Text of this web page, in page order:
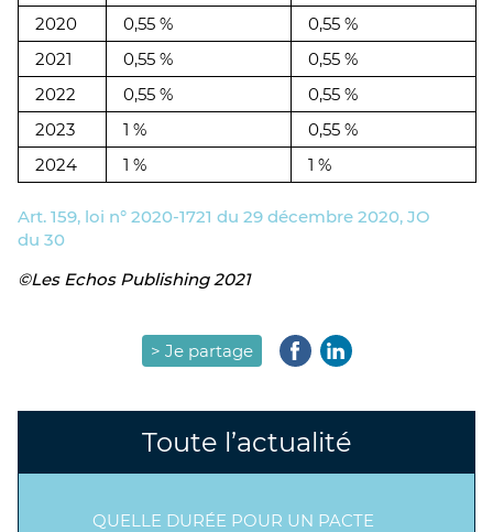
2020
0,55 %
0,55 %
2021
0,55 %
0,55 %
2022
0,55 %
0,55 %
2023
1 %
0,55 %
2024
1 % 1 %
Art. 159, loi n° 2020-1721 du 29 décembre 2020, JO
du 30
©Les Echos Publishing 2021
> Je partage
Toute l’actualité
QUELLE DURÉE POUR UN PACTE